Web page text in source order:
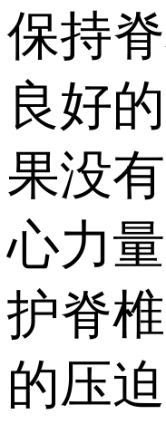
保持
良好
果没
心力
护脊
的压